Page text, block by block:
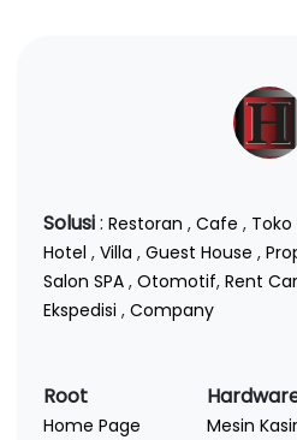
Solusi: Restoran , Cafe , Toko
Hotel , Villa , Guest House ,
Salon SPA , Otomotif, Rent Car
Ekspedisi , Company
Root
Home Page
Mesin Kasir